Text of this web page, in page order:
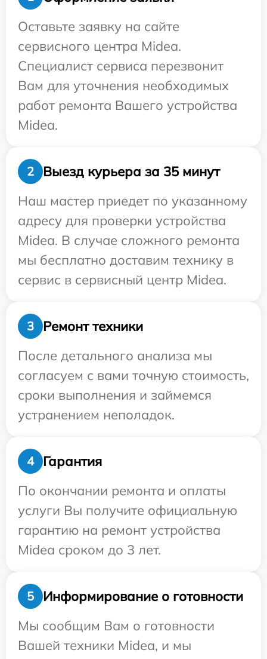
Оставьте заявку на сайте
сервисного центра Midea.
Специалист сервиса перезвонит
Вам для уточнения необходимых
работ ремонта Вашего устройства
Midea.
2
Выезд курьера за 35 минут
Наш мастер приедет по указанному
адресу для проверки устройства
Midea. В случае сложного ремонта
мы бесплатно доставим технику в
сервис в сервисный центр Midea.
3
Ремонт техники
После детального анализа мы
согласуем с вами точную стоимость,
сроки выполнения и займемся
устранением неполадок.
4
Гарантия
По окончании ремонта и оплаты
услуги Вы получите официальную
гарантию на ремонт устройства
Midea сроком до 3 лет.
5
Информирование о готовности
Мы сообщим Вам о готовности
Вашей техники Midea, и мы